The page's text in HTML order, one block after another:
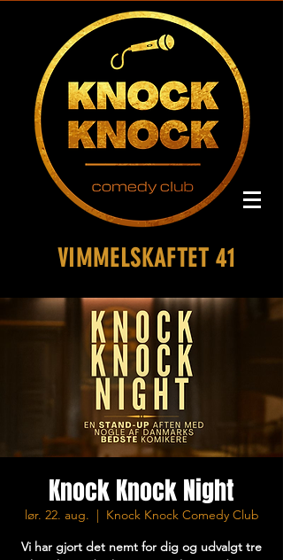
VIMMELSKAFTET 41
Knock Knock Night
lør. 22. aug.
  |
Knock Knock Comedy Club
Vi har gjort det nemt for dig og udvalgt tre